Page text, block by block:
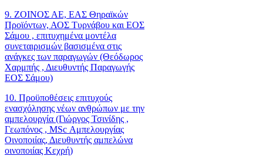
9. ΖΟΙΝΟΣ ΑΕ, ΕΑΣ Θηραϊκών
Προϊόντων, ΑΟΣ Τυρνάβου και ΕΟΣ
Σάμου , επιτυχημένα μοντέλα
συνεταιρισμών βασισμένα στις
ανάγκες των παραγωγών (Θεόδωρος
Χαρμπής , Διευθυντής Παραγωγής
ΕΟΣ Σάμου)
10. Προϋποθέσεις επιτυχούς
ενασχόλησης νέων ανθρώπων με την
αμπελουργία (Γιώργος Τσινίδης ,
Γεωπόνος , MSc Αμπελουργίας
Οινοποιίας, Διευθυντής αμπελώνα
οινοποιίας Κεχρή)